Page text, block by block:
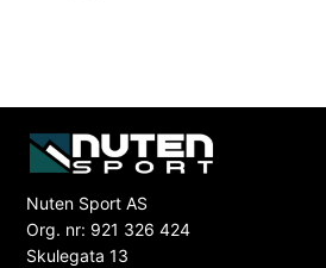
Nuten Sport AS
Org. nr: 921 326 424
Skulegata 13